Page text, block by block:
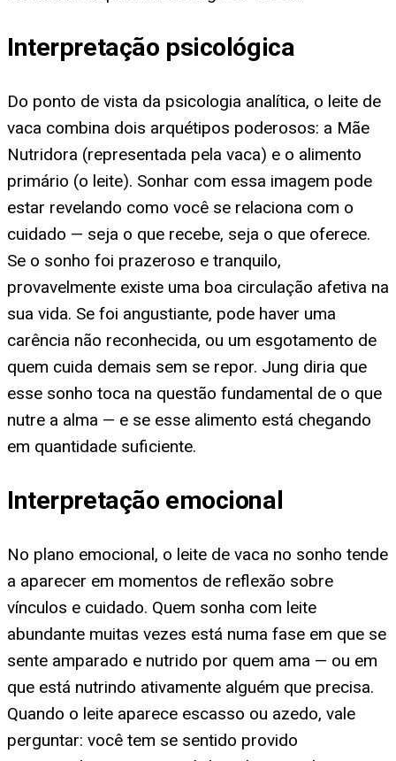
Interpretação psicológica
Do ponto de vista da psicologia analítica, o leite de
vaca combina dois arquétipos poderosos: a Mãe
Nutridora (representada pela vaca) e o alimento
primário (o leite). Sonhar com essa imagem pode
estar revelando como você se relaciona com o
cuidado — seja o que recebe, seja o que oferece.
Se o sonho foi prazeroso e tranquilo,
provavelmente existe uma boa circulação afetiva na
sua vida. Se foi angustiante, pode haver uma
carência não reconhecida, ou um esgotamento de
quem cuida demais sem se repor. Jung diria que
esse sonho toca na questão fundamental de o que
nutre a alma — e se esse alimento está chegando
em quantidade suficiente.
Interpretação emocional
No plano emocional, o leite de vaca no sonho tende
a aparecer em momentos de reflexão sobre
vínculos e cuidado. Quem sonha com leite
abundante muitas vezes está numa fase em que se
sente amparado e nutrido por quem ama — ou em
que está nutrindo ativamente alguém que precisa.
Quando o leite aparece escasso ou azedo, vale
perguntar: você tem se sentido provido